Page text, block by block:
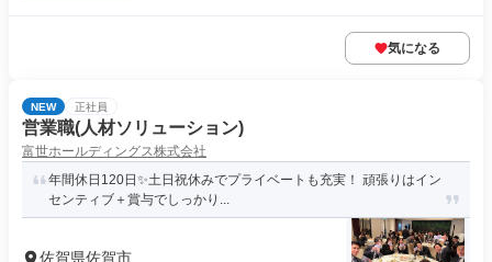
気になる
NEW 正社員
営業職(人材ソリューション)
富世ホールディングス株式会社
年間休日120日✨土日祝休みでプライベートも充実！ 頑張りはイン
センティブ＋賞与でしっかり...
佐賀県佐賀市